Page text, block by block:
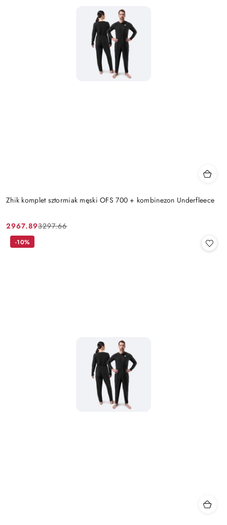
Zhik komplet sztormiak męski OFS 700 + kombinezon Underfleece
Cena
promocyjna:
2967.89
Cena
przed
3297.66
-10%